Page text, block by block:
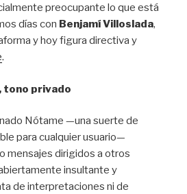
preocupante lo que está
días con Benjamí Villoslada,
y hoy figura directiva y
.
tono privado
Nótame —una suerte de
para cualquier usuario—
mensajes dirigidos a otros
insultante y
de interpretaciones ni de